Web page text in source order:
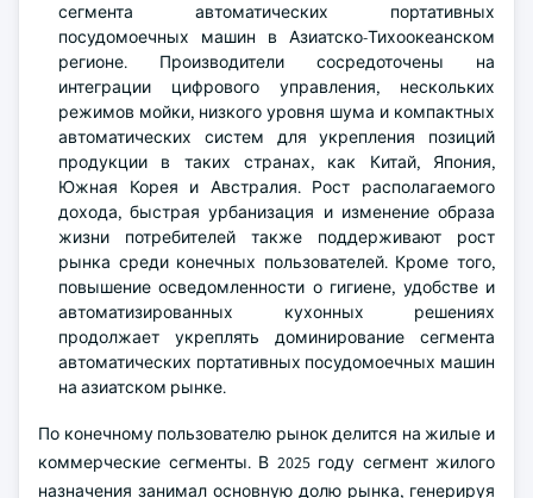
сегмента автоматических портативных
посудомоечных машин в Азиатско-Тихоокеанском
регионе. Производители сосредоточены на
интеграции цифрового управления, нескольких
режимов мойки, низкого уровня шума и компактных
автоматических систем для укрепления позиций
продукции в таких странах, как Китай, Япония,
Южная Корея и Австралия. Рост располагаемого
дохода, быстрая урбанизация и изменение образа
жизни потребителей также поддерживают рост
рынка среди конечных пользователей. Кроме того,
повышение осведомленности о гигиене, удобстве и
автоматизированных кухонных решениях
продолжает укреплять доминирование сегмента
автоматических портативных посудомоечных машин
на азиатском рынке.
По конечному пользователю рынок делится на жилые и
коммерческие сегменты. В 2025 году сегмент жилого
назначения занимал основную долю рынка, генерируя